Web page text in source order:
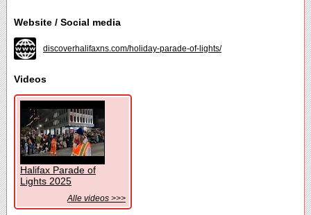
Website / Social media
discoverhalifaxns.com/holiday-parade-of-lights/
Videos
Halifax Parade of
Lights 2025
Alle videos >>>